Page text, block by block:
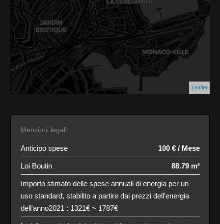
Leaflet
Menzioni legali
Anticipo spese 100 € / Mese
Loi Boutin 88.79 m²
Importo stimato delle spese annuali di energia per un
uso standard, stabilito a partire dai prezzi dell'energia
dell'anno2021 : 1321€ ~ 1787€